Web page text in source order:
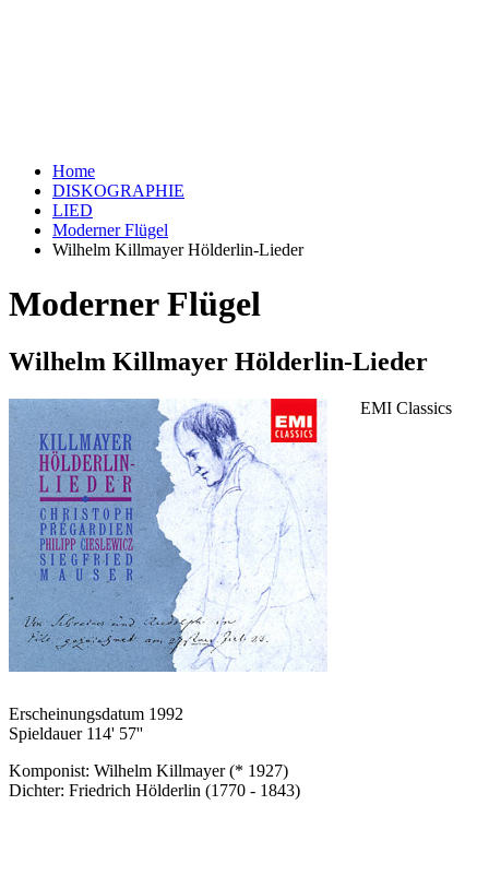
Home
DISKOGRAPHIE
LIED
Moderner Flügel
Wilhelm Killmayer Hölderlin-Lieder
Moderner Flügel
Wilhelm Killmayer Hölderlin-Lieder
EMI Classics
Erscheinungsdatum 1992
Spieldauer 114' 57''
Komponist: Wilhelm Killmayer (* 1927)
Dichter: Friedrich Hölderlin (1770 - 1843)